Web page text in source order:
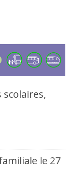
le 27